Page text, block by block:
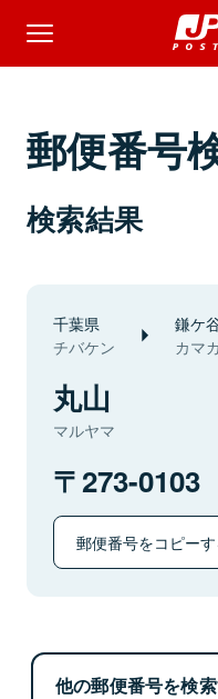
郵便番号
検索結果
千葉県
チバケン
鎌ケ
カマ
丸山
マルヤマ
273-0103
郵便番号をコピー
他の郵便番号を検